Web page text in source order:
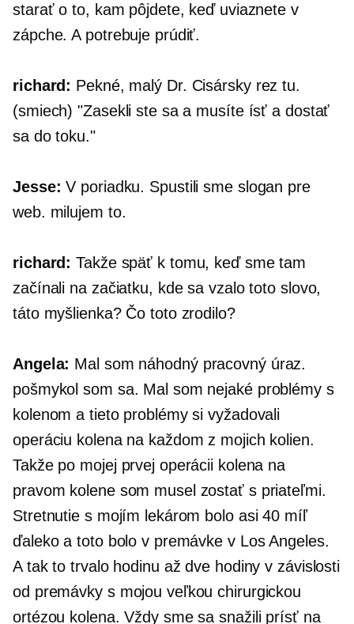
starať o to, kam pôjdete, keď uviaznete v
zápche. A potrebuje prúdiť.
richard: Pekné, malý Dr. Cisársky rez tu.
(smiech) "Zasekli ste sa a musíte ísť a dostať
sa do toku."
Jesse: V poriadku. Spustili sme slogan pre
web. milujem to.
richard: Takže späť k tomu, keď sme tam
začínali na začiatku, kde sa vzalo toto slovo,
táto myšlienka? Čo toto zrodilo?
Angela: Mal som náhodný pracovný úraz.
pošmykol som sa. Mal som nejaké problémy s
kolenom a tieto problémy si vyžadovali
operáciu kolena na každom z mojich kolien.
Takže po mojej prvej operácii kolena na
pravom kolene som musel zostať s priateľmi.
Stretnutie s mojím lekárom bolo asi 40 míľ
ďaleko a toto bolo v premávke v Los Angeles.
A tak to trvalo hodinu až dve hodiny v závislosti
od premávky s mojou veľkou chirurgickou
ortézou kolena. Vždy sme sa snažili prísť na